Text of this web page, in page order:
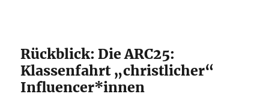
Rückblick: Die ARC25:
Klassenfahrt „christlicher“
Influencer*innen